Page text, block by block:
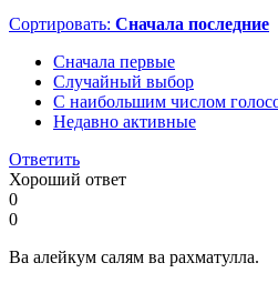
Сортировать: Сначала последние
Сначала первые
Случайный выбор
С наибольшим числом
Недавно активные
Ответить
Хороший ответ
0
0
Ва алейкум салям ва рахматулла.